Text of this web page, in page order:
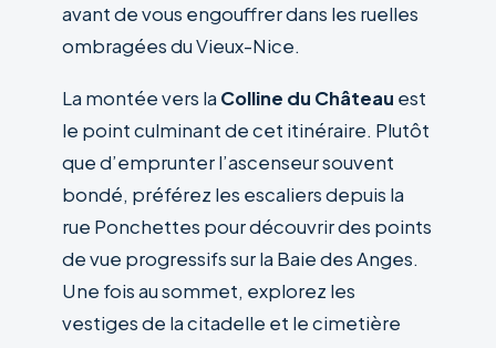
avant de vous engouffrer dans les ruelles
ombragées du Vieux-Nice.
La montée vers la Colline du Château est
le point culminant de cet itinéraire. Plutôt
que d’emprunter l’ascenseur souvent
bondé, préférez les escaliers depuis la
rue Ponchettes pour découvrir des points
de vue progressifs sur la Baie des Anges.
Une fois au sommet, explorez les
vestiges de la citadelle et le cimetière